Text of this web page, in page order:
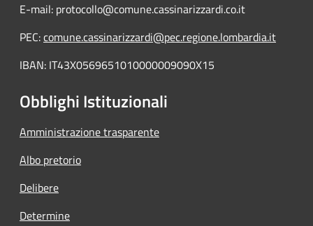
E-mail: protocollo@comune.cassinarizzardi.co.it
PEC:comune.cassinarizzardi@pec.regione.lombardia.it
IBAN: IT43X0569651010000009090X15
Obblighi Istituzionali
Amministrazione trasparente
Albo pretorio
Delibere
Determine